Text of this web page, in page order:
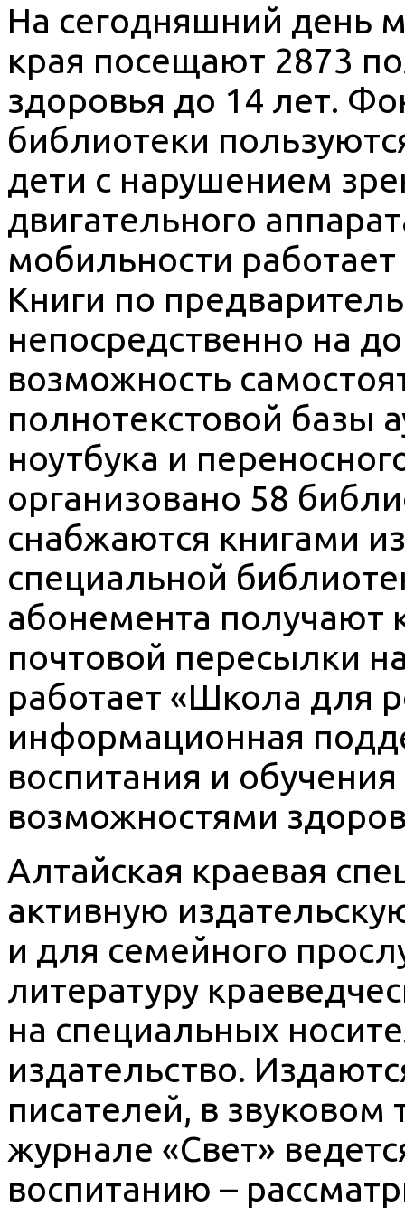
На сегодняшний день
края посещают 2873
здоровья до 14 лет.
библиотеки
дети с нарушением
двигательного
мобильности
Книги по
непосредственно на
возможность
полнотекстовой базы
ноутбука и
организовано 58
снабжаются книгами
специальной
абонемента получают
почтовой пересылки
работает «Школа для
информационная
воспитания и
возможностями
Алтайская краевая
активную
и для семейного
литературу
на специальных
издательство.
писателей, в
журнале «Свет»
воспитанию –